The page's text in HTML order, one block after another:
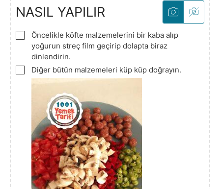
NASIL YAPILIR
▢
Öncelikle köfte malzemelerini bir kaba alıp
yoğurun streç film geçirip dolapta biraz
dinlendirin.
▢
Diğer bütün malzemeleri küp küp doğrayın.